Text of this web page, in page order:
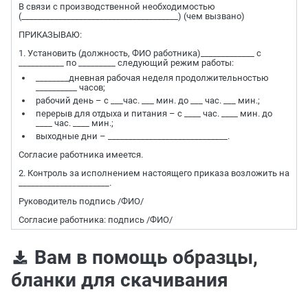
В связи с производственной необходимостью
(______________________________________) (чем вызвано)
ПРИКАЗЫВАЮ:
1. Установить (должность, ФИО работника)_____________ с
___________ по _________ следующий режим работы:
________дневная рабочая неделя продолжительностью
__________ часов;
рабочий день – с ___час. ___ мин. до ___ час. ___ мин.;
перерыв для отдыха и питания – с ____ час. ____ мин. до
____ час. ____ мин.;
выходные дни – _____________________________.
Согласие работника имеется.
2. Контроль за исполнением настоящего приказа возложить на
______________________.
Руководитель подпись /ФИО/
Согласие работника: подпись /ФИО/
Вам в помощь образцы,
бланки для скачивания